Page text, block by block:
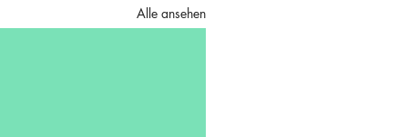
Alle ansehen